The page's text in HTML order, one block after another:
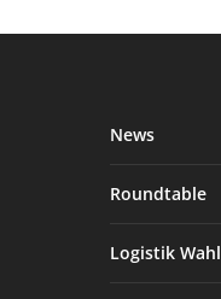
News
Roundtable
Logistik Wahl